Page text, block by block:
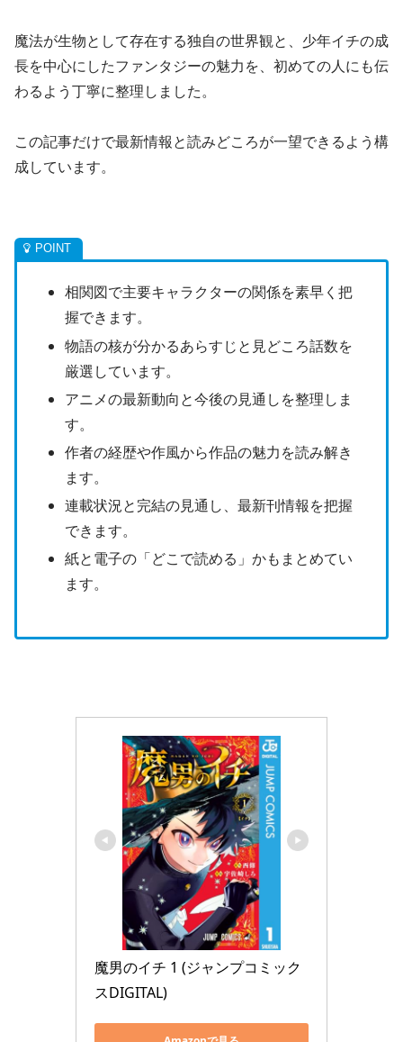
魔法が生物として存在する独自の世界観と、少年イチの成
長を中心にしたファンタジーの魅力を、初めての人にも伝
わるよう丁寧に整理しました。
この記事だけで最新情報と読みどころが一望できるよう構
成しています。
相関図で主要キャラクターの関係を素早く把
握できます。
物語の核が分かるあらすじと見どころ話数を
厳選しています。
アニメの最新動向と今後の見通しを整理しま
す。
作者の経歴や作風から作品の魅力を読み解き
ます。
連載状況と完結の見通し、最新刊情報を把握
できます。
紙と電子の「どこで読める」かもまとめてい
ます。
魔男のイチ 1 (ジャンプコミック
スDIGITAL)